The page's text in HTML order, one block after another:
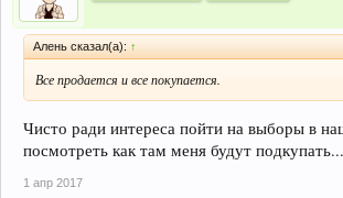
Алень сказал(а): ↑
Все продается и все покупается.
Чисто ради интереса пойти на выборы в
посмотреть как там меня будут подкупать...
1 апр 2017